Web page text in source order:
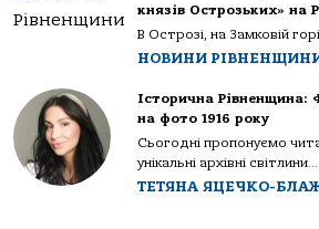
князів Острозьких» на
В Острозі, на Замковій
НОВИНИ
Історична Рівненщина:
на фото 1916 року
Сьогодні пропонуємо
унікальні архівні світлини...
ТЕТЯНА ЯЦЕЧКО-